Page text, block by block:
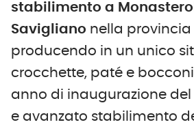
stabilimento a
Savigliano nella provincia
producendo in un unico
crocchette, paté e bocconi.
anno di inaugurazione
e avanzato stabilimento